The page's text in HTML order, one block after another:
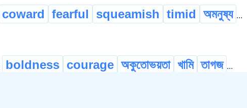
coward fearful squeamish timid অমনুষ্য ...
boldness courage অকুতোভয়তা খামি তাগজ ...